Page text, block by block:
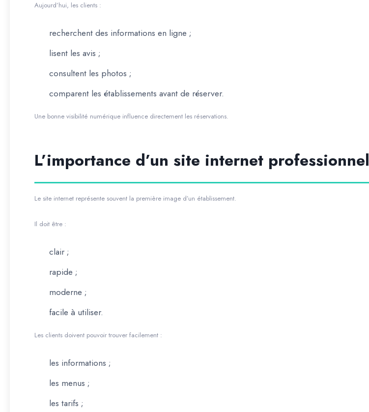
Aujourd’hui, les clients :
recherchent des informations en ligne ;
lisent les avis ;
consultent les photos ;
comparent les établissements avant de réserver.
Une bonne visibilité numérique influence directement les réservations.
L’importance d’un site internet professionnel
Le site internet représente souvent la première image d’un établissement.
Il doit être :
clair ;
rapide ;
moderne ;
facile à utiliser.
Les clients doivent pouvoir trouver facilement :
les informations ;
les menus ;
les tarifs ;